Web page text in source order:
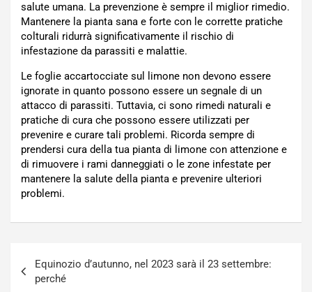
salute umana. La prevenzione è sempre il miglior rimedio.
Mantenere la pianta sana e forte con le corrette pratiche
colturali ridurrà significativamente il rischio di
infestazione da parassiti e malattie.
Le foglie accartocciate sul limone non devono essere
ignorate in quanto possono essere un segnale di un
attacco di parassiti. Tuttavia, ci sono rimedi naturali e
pratiche di cura che possono essere utilizzati per
prevenire e curare tali problemi. Ricorda sempre di
prendersi cura della tua pianta di limone con attenzione e
di rimuovere i rami danneggiati o le zone infestate per
mantenere la salute della pianta e prevenire ulteriori
problemi.
articoli
Equinozio d’autunno, nel 2023 sarà il 23 settembre:
perché